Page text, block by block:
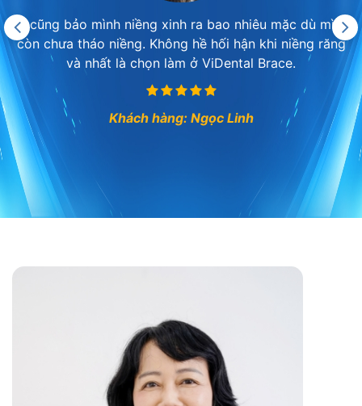
Ai cũng bảo mình niềng xinh ra bao nhiêu mặc dù mình
còn chưa tháo niềng. Không hề hối hận khi niềng răng
và nhất là chọn làm ở ViDental Brace.
Khách hàng: Ngọc Linh